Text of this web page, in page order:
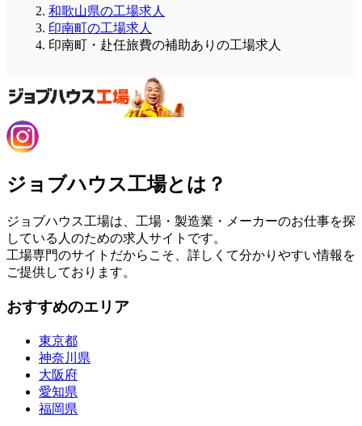
和歌山県の工場求人
印南町の工場求人
印南町・赴任旅費の補助ありの工場求人
ジョブハウス工場とは？
ジョブハウス工場は、工場・製造業・メーカーのお仕事を探
している人のための求人サイトです。
工場専門のサイトだからこそ、詳しくて分かりやすい情報を
ご提供しております。
おすすめのエリア
東京都
神奈川県
大阪府
愛知県
福岡県